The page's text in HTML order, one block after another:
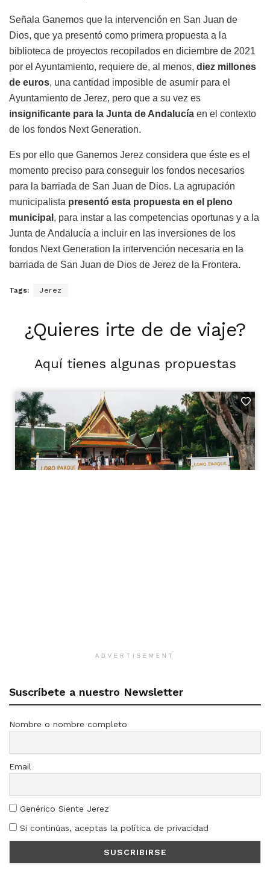
Señala Ganemos que la intervención en San Juan de
Dios, que ya presentó como primera propuesta a la
biblioteca de proyectos recopilados en diciembre de 2021
por el Ayuntamiento, requiere de, al menos, diez millones
de euros, una cantidad imposible de asumir para el
Ayuntamiento de Jerez, pero que a su vez es
insignificante para la Junta de Andalucía en el contexto
de los fondos Next Generation.
Es por ello que Ganemos Jerez considera que éste es el
momento preciso para conseguir los fondos necesarios
para la barriada de San Juan de Dios. La agrupación
municipalista presentó esta propuesta en el pleno
municipal , para instar a las competencias oportunas y a la
Junta de Andalucía a incluir en las inversiones de los
fondos Next Generation la intervención necesaria en la
barriada de San Juan de Dios de Jerez de la Frontera.
Tags: Jerez
¿Quieres irte de de viaje?
Aquí tienes algunas propuestas
ADVERTISEMENT
Suscríbete a nuestro Newsletter
Nombre o nombre completo
Email
Genérico Siente Jerez
Si continúas, aceptas la política de privacidad